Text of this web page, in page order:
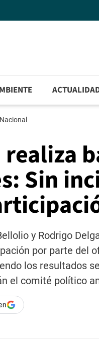
Nacional
Sin
y Rodrigo
por parte del
los resultados
el comité político